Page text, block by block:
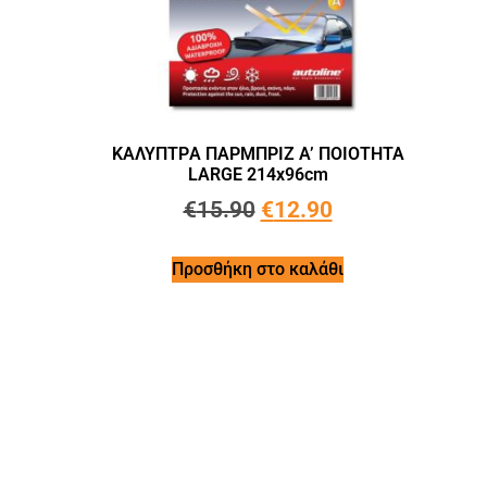
ΚΑΛΥΠΤΡA ΠΑΡΜΠΡΙΖ A’ ΠΟΙΟΤΗΤΑ
LARGE 214x96cm
€15.90 €12.90
Προσθήκη στο καλάθι